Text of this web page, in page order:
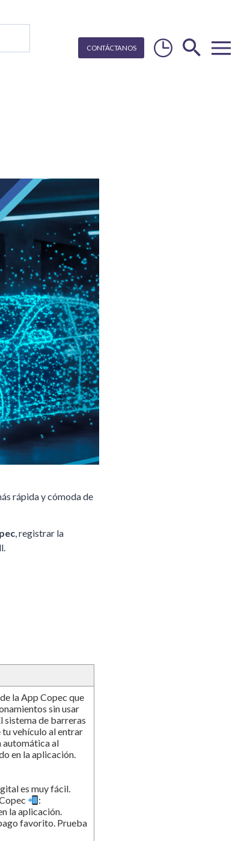
CONTÁCTANOS
rápida y cómoda de
, registrar la
la App Copec que
sin usar
sistema de barreras
vehículo al entrar
automática al
en la aplicación.
es muy fácil.
:
la aplicación.
favorito. Prueba